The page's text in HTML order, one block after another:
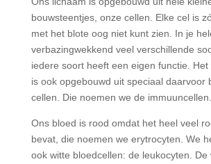
bouwsteentjes, onze cellen. Elke cel is
met het blote oog niet kunt zien. In je
verbazingwekkend veel verschillende
iedere soort heeft een eigen functie. Het
is ook opgebouwd uit speciaal daarvoor
cellen. Die noemen we de immuuncellen.
Ons bloed is rood omdat het heel veel
bevat, die noemen we erytrocyten. We
ook witte bloedcellen: de leukocyten. De